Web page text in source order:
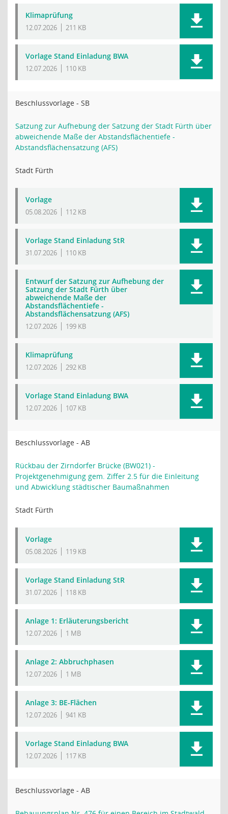
Klimaprüfung
12.07.2026 211 KB
Vorlage Stand Einladung BWA
12.07.2026 110 KB
Beschlussvorlage - SB
Satzung zur Aufhebung der Satzung der Stadt Fürth über
abweichende Maße der Abstandsflächentiefe -
Abstandsflächensatzung (AFS)
Stadt Fürth
Vorlage
05.08.2026 112 KB
Vorlage Stand Einladung StR
31.07.2026 110 KB
Entwurf der Satzung zur Aufhebung der
Satzung der Stadt Fürth über
abweichende Maße der
Abstandsflächentiefe -
Abstandsflächensatzung (AFS)
12.07.2026 199 KB
Klimaprüfung
12.07.2026 292 KB
Vorlage Stand Einladung BWA
12.07.2026 107 KB
Beschlussvorlage - AB
Rückbau der Zirndorfer Brücke (BW021) -
Projektgenehmigung gem. Ziffer 2.5 für die Einleitung
und Abwicklung städtischer Baumaßnahmen
Stadt Fürth
Vorlage
05.08.2026 119 KB
Vorlage Stand Einladung StR
31.07.2026 118 KB
Anlage 1: Erläuterungsbericht
12.07.2026 1 MB
Anlage 2: Abbruchphasen
12.07.2026 1 MB
Anlage 3: BE-Flächen
12.07.2026 941 KB
Vorlage Stand Einladung BWA
12.07.2026 117 KB
Beschlussvorlage - AB